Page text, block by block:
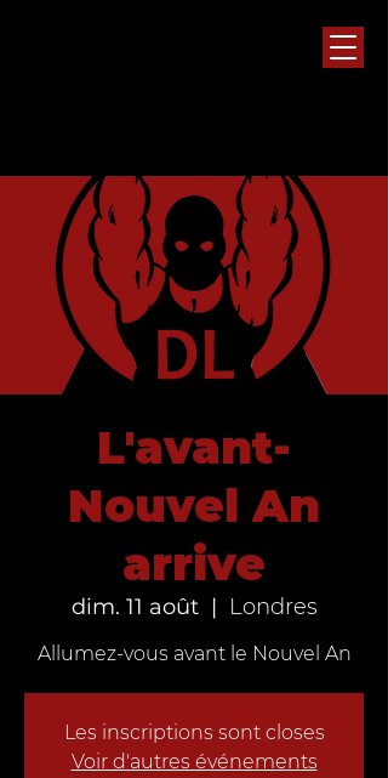
L'avant-
Nouvel An
arrive
dim. 11 août
  |
Londres
Allumez-vous avant le Nouvel An
Les inscriptions sont closes
Voir d'autres événements